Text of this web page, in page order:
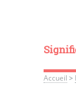
Accueil >